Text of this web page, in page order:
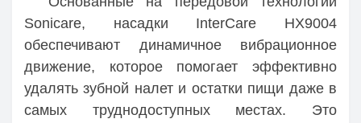
Sonicare, насадки InterCare HX9004
обеспечивают динамичное вибрационное
движение, которое помогает эффективно
удалять зубной налет и остатки пищи даже в
самых труднодоступных местах. Это